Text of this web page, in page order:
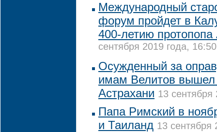
Международный
форум пройдет в
400-летию
сентября 2019 года, 16:50
Осужденный за
имам Велитов вышел
Астрахани 13 сентября
Папа Римский в
и Таиланд 13 сентября